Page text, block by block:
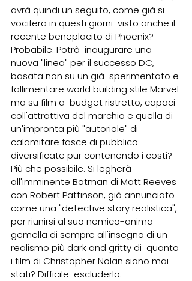
avrà quindi un seguito, come già si
vocifera in questi giorni  visto anche il
recente beneplacito di Phoenix?
Probabile. Potrà  inaugurare una
nuova "linea" per il successo DC,
basata non su un già  sperimentato e
fallimentare world building stile Marvel
ma su film a  budget ristretto, capaci
coll'attrattiva del marchio e quella di
un'impronta più "autoriale" di
calamitare fasce di pubblico
diversificate pur contenendo i costi?
Più che possibile. Si legherà
all'imminente Batman di Matt Reeves
con Robert Pattinson, già annunciato
come una "detective story realistica",
per riunirsi al suo nemico-anima
gemella di sempre all'insegna di un
realismo più dark and gritty di  quanto
i film di Christopher Nolan siano mai
stati? Difficile  escluderlo.